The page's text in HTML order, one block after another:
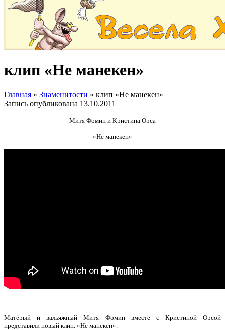
клип «Не манекен»
Главная » Знаменитости » клип «Не манекен»
Запись опубликована 13.10.2011
Митя Фомин и Кристина Орса
«Не манекен»
Матёрый и вальяжный Митя Фомин вместе с Кристиной Орсой
представили новый клип. «Не манекен».